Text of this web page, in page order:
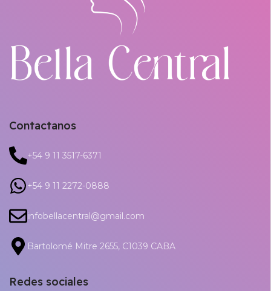
Contactanos
+54 9 11 3517-6371
+54 9 11 2272-0888
infobellacentral@gmail.com
Bartolomé Mitre 2655, C1039 CABA
Redes sociales